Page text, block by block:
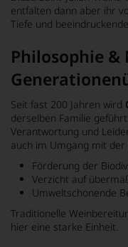
entfalten dann aber ihr
Tiefe und
Philosophie
Seit fast 200 Jahren wird
derselben Familie
Verantwortung und
auch im Umgang mit der
Förderung der
Verzicht auf
Umweltschonende
Traditionelle
hier eine starke Einheit.